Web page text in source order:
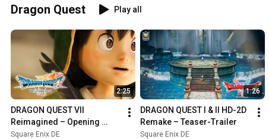
Dragon Quest Play all
2:25
DRAGON QUEST VII
Reimagined – Opening
Movie
Square Enix DE
1:26
DRAGON QUEST I & II HD-2D
Remake – Teaser-Trailer
Square Enix DE